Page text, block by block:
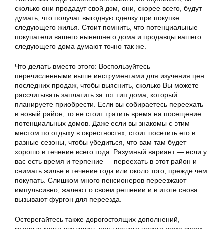
сколько они продадут свой дом, они, скорее всего, будут
думать, что получат выгодную сделку при покупке
следующего жилья. Стоит помнить, что потенциальные
покупатели вашего нынешнего дома и продавцы вашего
следующего дома думают точно так же.
Что делать вместо этого: Воспользуйтесь
перечисленными выше инструментами для изучения цен
последних продаж, чтобы выяснить, сколько Вы можете
рассчитывать заплатить за тот тип дома, который
планируете приобрести. Если вы собираетесь переехать
в новый район, то не стоит тратить время на посещение
потенциальных домов. Даже если вы знакомы с этим
местом по отдыху в окрестностях, стоит посетить его в
разные сезоны, чтобы убедиться, что вам там будет
хорошо в течение всего года. Разумный вариант — если у
вас есть время и терпение — переехать в этот район и
снимать жилье в течение года или около того, прежде чем
покупать. Слишком много пенсионеров переезжают
импульсивно, жалеют о своем решении и в итоге снова
вызывают фургон для переезда.
Остерегайтесь также дорогостоящих дополнений,